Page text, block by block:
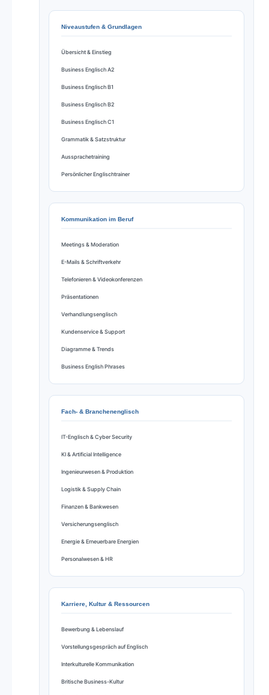
Niveaustufen & Grundlagen
Übersicht & Einstieg
Business Englisch A2
Business Englisch B1
Business Englisch B2
Business Englisch C1
Grammatik & Satzstruktur
Aussprachetraining
Persönlicher Englischtrainer
Kommunikation im Beruf
Meetings & Moderation
E-Mails & Schriftverkehr
Telefonieren & Videokonferenzen
Präsentationen
Verhandlungsenglisch
Kundenservice & Support
Diagramme & Trends
Business English Phrases
Fach- & Branchenenglisch
IT-Englisch & Cyber Security
KI & Artificial Intelligence
Ingenieurwesen & Produktion
Logistik & Supply Chain
Finanzen & Bankwesen
Versicherungsenglisch
Energie & Erneuerbare Energien
Personalwesen & HR
Karriere, Kultur & Ressourcen
Bewerbung & Lebenslauf
Vorstellungsgespräch auf Englisch
Interkulturelle Kommunikation
Britische Business-Kultur